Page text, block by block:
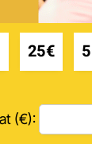
25€
(€):